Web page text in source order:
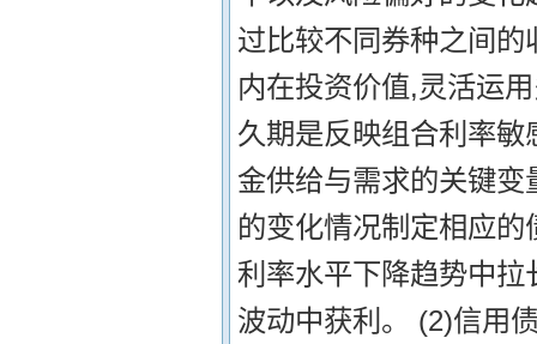
过比较不同券种之间
内在投资价值,灵活运
久期是反映组合利率
金供给与需求的关键
的变化情况制定相应
利率水平下降趋势中
波动中获利。 (2)信用